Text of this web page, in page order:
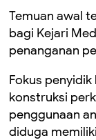
Temuan awal
bagi Kejari
penanganan
Fokus
konstruksi
penggunaan
diduga